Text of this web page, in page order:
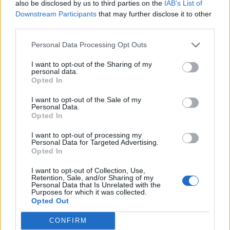
also be disclosed by us to third parties on the IAB’s List of
Downstream Participants that may further disclose it to other
Personal Data Processing Opt Outs
I want to opt-out of the Sharing of my
personal data.
Opted In
I want to opt-out of the Sale of my
Personal Data.
Opted In
I want to opt-out of processing my
Personal Data for Targeted Advertising.
Opted In
I want to opt-out of Collection, Use,
Retention, Sale, and/or Sharing of my
Personal Data that Is Unrelated with the
Purposes for which it was collected.
Opted Out
CONFIRM
17 Alessandro Cherchi Li Punti Calcio 1976
18 Lamine Doukar Ghilarza 2
Luca Floris
VISUALIZZA TUTTO